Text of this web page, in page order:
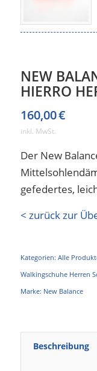
NEW
HIERRO
160,00€
inkl. MwSt.
Der New
gefedertes,
< zurück zur
Kategorien: Alle
Walkingschuhe Herren
Marke: New Balance
Beschreibung